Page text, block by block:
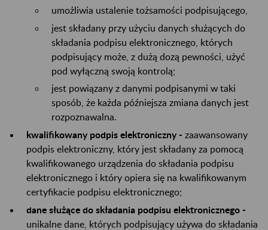
umożliwia ustalenie tożsamości podpisującego,
jest składany przy użyciu danych służących do
składania podpisu elektronicznego, których
podpisujący może, z dużą dozą pewności, użyć
pod wyłączną swoją kontrolą;
jest powiązany z danymi podpisanymi w taki
sposób, że każda późniejsza zmiana danych jest
rozpoznawalna.
kwalifikowany podpis elektroniczny - zaawansowany
podpis elektroniczny, który jest składany za pomocą
kwalifikowanego urządzenia do składania podpisu
elektronicznego i który opiera się na kwalifikowanym
certyfikacie podpisu elektronicznego;
dane służące do składania podpisu elektronicznego -
unikalne dane, których podpisujący używa do składania